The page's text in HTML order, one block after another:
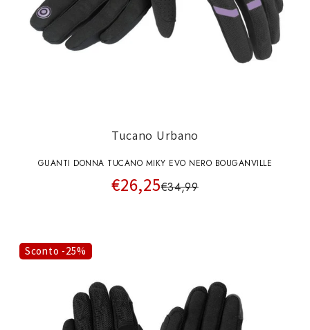
Tucano Urbano
GUANTI DONNA TUCANO MIKY EVO NERO BOUGANVILLE
€26,25€34,99
Sconto -25%